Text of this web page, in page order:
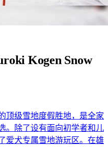
Kogen Snow
顶级雪地度假胜地，是全家
。除了设有面向初学者和儿
爱犬专属雪地游玩区。在雄